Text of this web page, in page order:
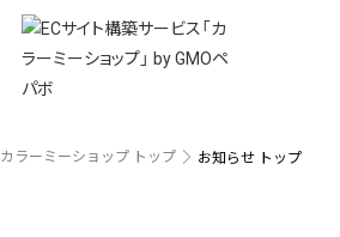
カラーミーショップ トップ お知らせ トップ